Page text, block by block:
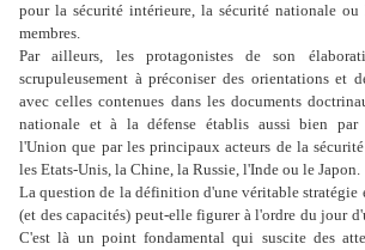
pour la sécurité intérieure, la sécurité nationale ou
membres.
Par ailleurs, les protagonistes de son
scrupuleusement à préconiser des orientations et
avec celles contenues dans les documents
nationale et à la défense établis aussi bien par
l'Union que par les principaux acteurs de la
les Etats-Unis, la Chine, la Russie, l'Inde ou le Japon.
La question de la définition d'une véritable stratégie
(et des capacités) peut-elle figurer à l'ordre du jour
C'est là un point fondamental qui suscite des